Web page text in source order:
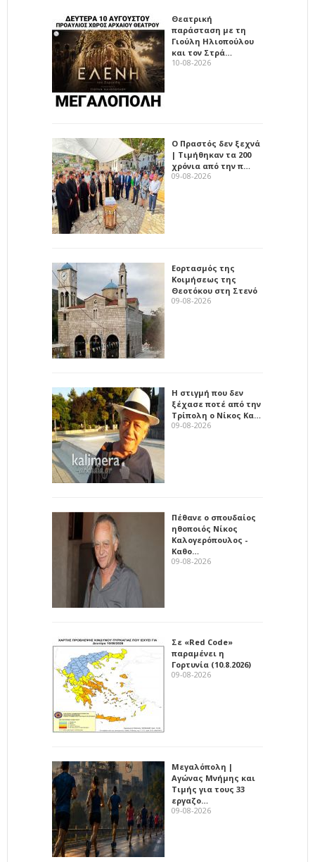
Θεατρική
παράσταση με τη
Γιούλη Ηλιοπούλου
και τον Στρά…
10-08-2026
Ο Πραστός δεν ξεχνά
| Τιμήθηκαν τα 200
χρόνια από την π…
09-08-2026
Εορτασμός της
Κοιμήσεως της
Θεοτόκου στη Στενό
09-08-2026
Η στιγμή που δεν
ξέχασε ποτέ από την
Τρίπολη ο Νίκος Κα…
09-08-2026
Πέθανε ο σπουδαίος
ηθοποιός Νίκος
Καλογερόπουλος -
Καθο…
09-08-2026
Σε «Red Code»
παραμένει η
Γορτυνία (10.8.2026)
09-08-2026
Μεγαλόπολη |
Αγώνας Μνήμης και
Τιμής για τους 33
εργαζο…
09-08-2026